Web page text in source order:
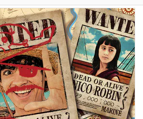
マイパズル
購入したジグソーパズルを登
記録を残そう